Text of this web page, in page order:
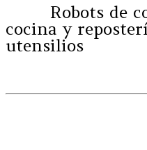
Robots de
cocina y
utensilios